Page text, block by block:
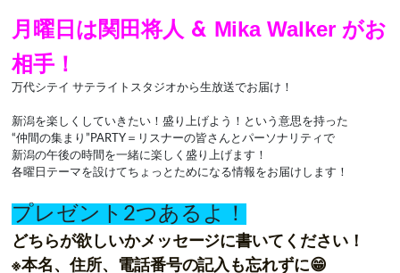
月曜日は関田将人 & Mika Walkerがお
相手！
万代シテイ サテライトスタジオから生放送でお届け！
新潟を楽しくしていきたい！盛り上げよう！という意思を持った
“仲間の集まり” PARTY ＝リスナーの皆さんとパーソナリティで
新潟の午後の時間を一緒に楽しく盛り上げます！
各曜日テーマを設けてちょっとためになる情報をお届けします！
プレゼント2つあるよ！
どちらが欲しいかメッセージに書いてください！
※本名、住所、電話番号の記入も忘れずに😁